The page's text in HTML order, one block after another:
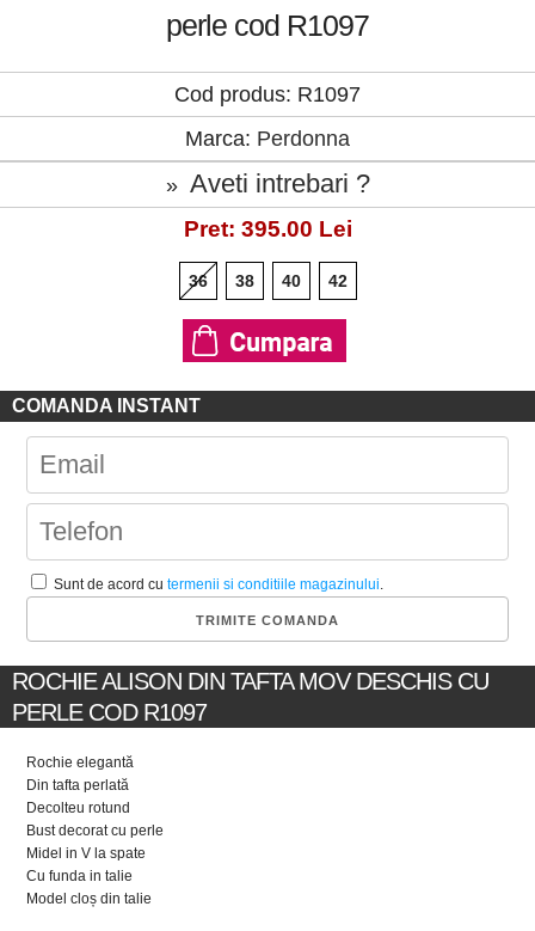
perle cod R1097
Cod produs: R1097
Marca: Perdonna
» Aveti intrebari ?
Pret: 395.00 Lei
36 38 40 42
COMANDA INSTANT
Sunt de acord cutermenii si conditiile magazinului.
ROCHIE ALISON DIN TAFTA MOV DESCHIS CU
PERLE COD R1097
Rochie elegantă
Din tafta perlată
Decolteu rotund
Bust decorat cu perle
Midel in V la spate
Cu funda in talie
Model cloș din talie